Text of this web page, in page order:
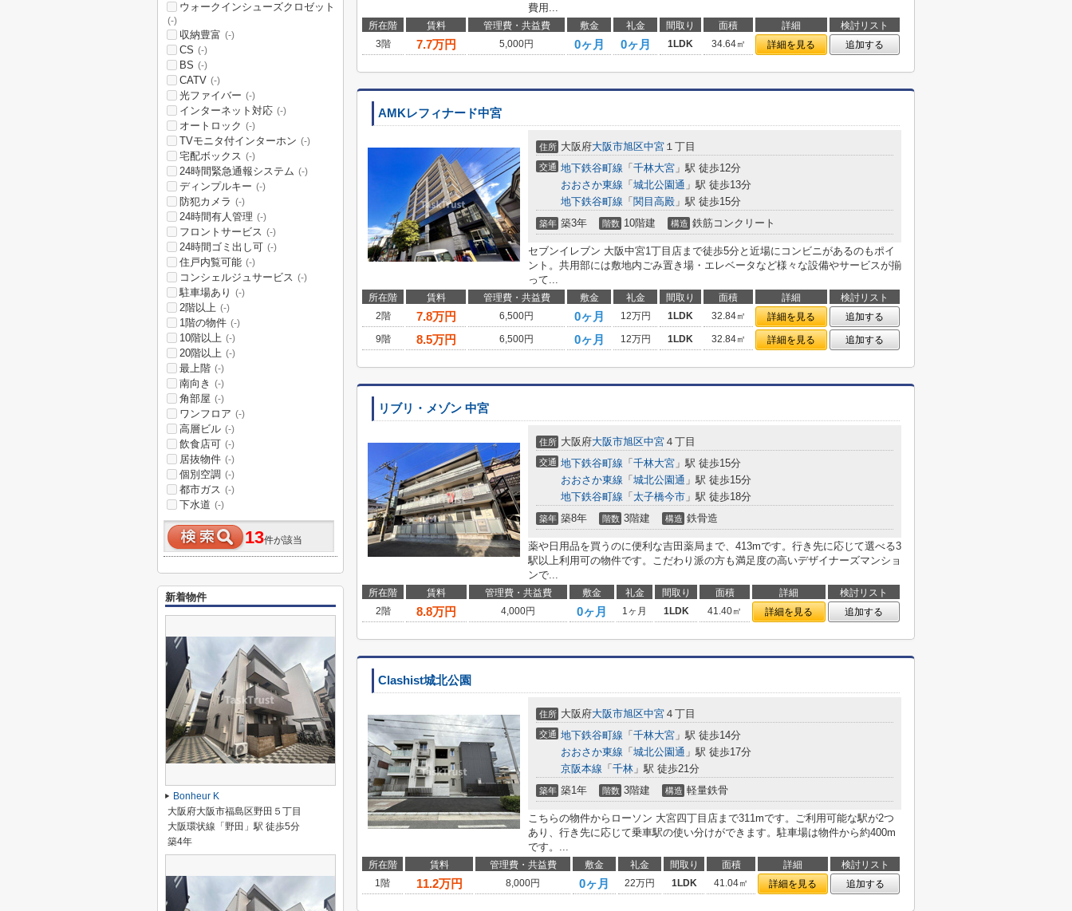
費用...
所在階 賃料 管理費・共益費 敷金 礼金 間取り 面積 詳細
検討リスト
3階
7.7万円 5,000円 0ヶ月 0ヶ月 1LDK 34.64㎡ 詳細を見る 追加する
AMKレフィナード中宮
住所 大阪府大阪市旭区中宮 １丁目
交通 地下鉄谷町線 「 千林大宮 」駅 徒歩12分
おおさか東線 「 城北公園通 」駅 徒歩13分
地下鉄谷町線 「 関目高殿 」駅 徒歩15分
築年 築3年 階数 10階建 構造 鉄筋コンクリート
セブンイレブン 大阪中宮1丁目店まで徒歩5分と近場にコンビニがあるのもポイ
ント。共用部には敷地内ごみ置き場・エレベータなど様々な設備やサービスが揃
って...
所在階 賃料 管理費・共益費 敷金 礼金 間取り 面積 詳細
検討リスト
2階
7.8万円 6,500円 0ヶ月 12万円 1LDK 32.84㎡ 詳細を見る
追加する
9階
8.5万円 6,500円 0ヶ月 12万円 1LDK 32.84㎡ 詳細を見る 追加する
リブリ・メゾン 中宮
住所 大阪府大阪市旭区中宮 ４丁目
交通 地下鉄谷町線 「 千林大宮 」駅 徒歩15分
おおさか東線 「 城北公園通 」駅 徒歩15分
地下鉄谷町線 「 太子橋今市 」駅 徒歩18分
築年 築8年 階数 3階建 構造 鉄骨造
薬や日用品を買うのに便利な吉田薬局まで、413mです。行き先に応じて選べる3
駅以上利用可の物件です。こだわり派の方も満足度の高いデザイナーズマンショ
ンで...
所在階 賃料 管理費・共益費 敷金 礼金 間取り 面積 詳細
検討リスト
2階
8.8万円 4,000円 0ヶ月 1ヶ月 1LDK 41.40㎡ 詳細を見る 追加する
Clashist城北公園
住所 大阪府大阪市旭区中宮 ４丁目
交通 地下鉄谷町線 「 千林大宮 」駅 徒歩14分
おおさか東線 「 城北公園通 」駅 徒歩17分
京阪本線 「 千林 」駅 徒歩21分
築年 築1年 階数 3階建 構造 軽量鉄骨
こちらの物件からローソン 大宮四丁目店まで311mです。ご利用可能な駅が2つ
あり、行き先に応じて乗車駅の使い分けができます。駐車場は物件から約400m
です。...
所在階 賃料 管理費・共益費 敷金 礼金 間取り 面積 詳細
検討リスト
1階
11.2万円 8,000円 0ヶ月 22万円 1LDK 41.04㎡ 詳細を見る 追加する
ウォークインシューズクロゼット
(-)
収納豊富 (-)
CS (-)
BS (-)
CATV (-)
光ファイバー (-)
インターネット対応 (-)
オートロック (-)
TVモニタ付インターホン (-)
宅配ボックス (-)
24時間緊急通報システム (-)
ディンプルキー (-)
防犯カメラ (-)
24時間有人管理 (-)
フロントサービス (-)
24時間ゴミ出し可 (-)
住戸内覧可能 (-)
コンシェルジュサービス (-)
駐車場あり (-)
2階以上 (-)
1階の物件 (-)
10階以上 (-)
20階以上 (-)
最上階 (-)
南向き (-)
角部屋 (-)
ワンフロア (-)
高層ビル (-)
飲食店可 (-)
居抜物件 (-)
個別空調 (-)
都市ガス (-)
下水道 (-)
13件が該当
新着物件
Bonheur K
大阪府大阪市福島区野田５丁目
大阪環状線「野田」駅 徒歩5分
築4年